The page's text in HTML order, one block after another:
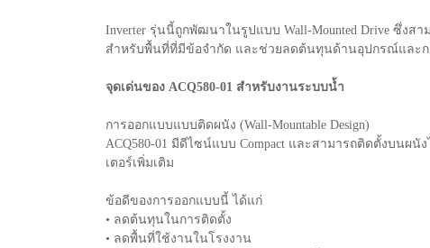
Inverter รุ่นนี้ถูกพัฒนาในรูปแบบ Wall-Mounted Drive ซึ่งสา
สำหรับพื้นที่ที่มีข้อจำกัด และช่วยลดต้นทุนด้านอุปกรณ์และก
จุดเด่นของ ACQ580-01 สำหรับงานระบบน้ำ
การออกแบบแบบติดผนัง (Wall-Mountable Design)
ACQ580-01 มีดีไซน์แบบ Compact และสามารถติดตั้งบน
เตอร์เพิ่มเติม
ข้อดีของการออกแบบนี้ ได้แก่
• ลดต้นทุนในการติดตั้ง
• ลดพื้นที่ใช้งานในโรงงาน